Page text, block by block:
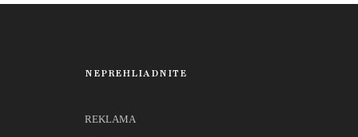
NEPREHLIADNITE
REKLAMA